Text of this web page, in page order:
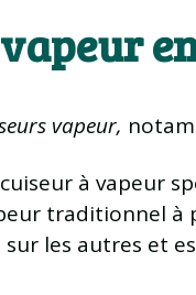
vapeur,
cuiseur à vapeur
traditionnel à
les autres et